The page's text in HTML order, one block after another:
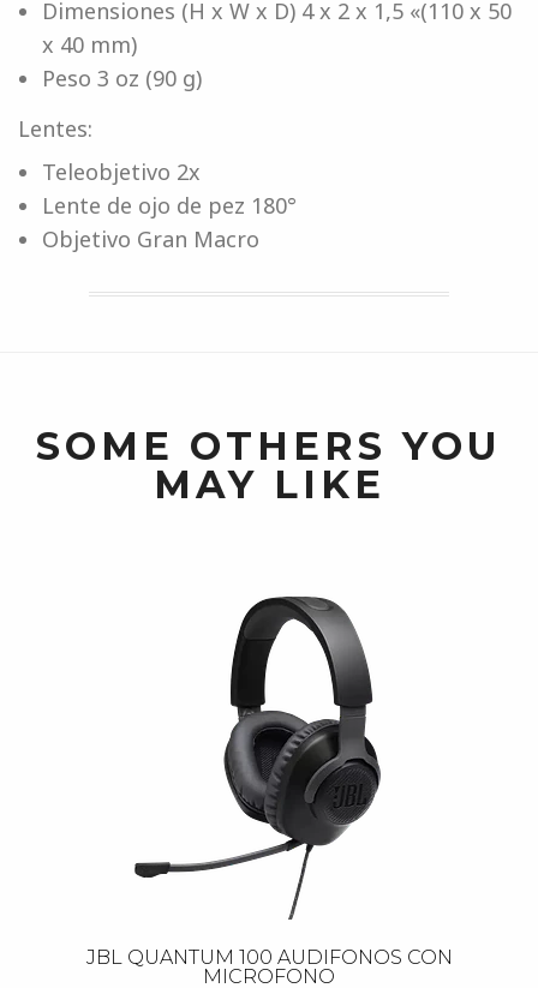
Dimensiones (H x W x D) 4 x 2 x 1,5 «(110 x 50
x 40 mm)
Peso 3 oz (90 g)
Lentes:
Teleobjetivo 2x
Lente de ojo de pez 180°
Objetivo Gran Macro
SOME OTHERS YOU
MAY LIKE
JBL QUANTUM 100 AUDIFONOS CON
MICROFONO